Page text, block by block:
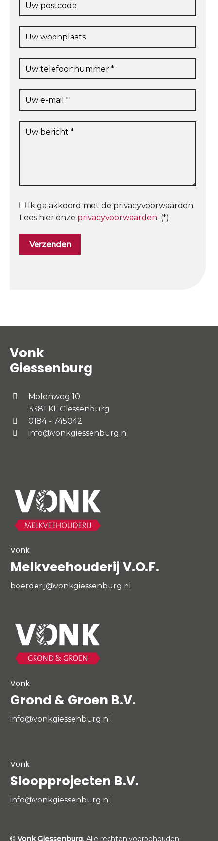
Ik ga akkoord met de privacyvoorwaarden.
Lees hier onze privacyvoorwaarden. (*)
Vonk
Giessenburg
Molenweg 10
3381 KL Giessenburg
0184 - 745042
info@vonkgiessenburg.nl
Vonk
Melkveehouderij V.O.F.
boerderij@vonkgiessenburg.nl
Vonk
Grond & Groen B.V.
info@vonkgiessenburg.nl
Vonk
Sloopprojecten B.V.
info@vonkgiessenburg.nl
© Vonk Giessenburg. Alle rechten voorbehouden.